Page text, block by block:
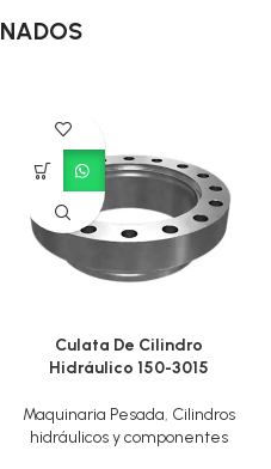
Culata De Cilindro
Hidráulico 150-3015
Maquinaria Pesada, Cilindros
hidráulicos y componentes